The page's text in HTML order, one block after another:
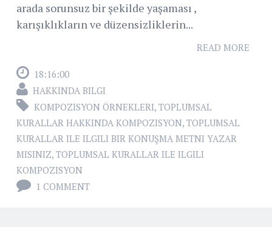
arada sorunsuz bir şekilde yaşaması ,
karışıklıkların ve düzensizliklerin...
READ MORE
18:16:00
HAKKINDA BILGI
KOMPOZISYON ÖRNEKLERI, TOPLUMSAL
KURALLAR HAKKINDA KOMPOZISYON, TOPLUMSAL
KURALLAR ILE ILGILI BIR KONUŞMA METNI YAZAR
MISINIZ, TOPLUMSAL KURALLAR ILE ILGILI
KOMPOZISYON
1 COMMENT